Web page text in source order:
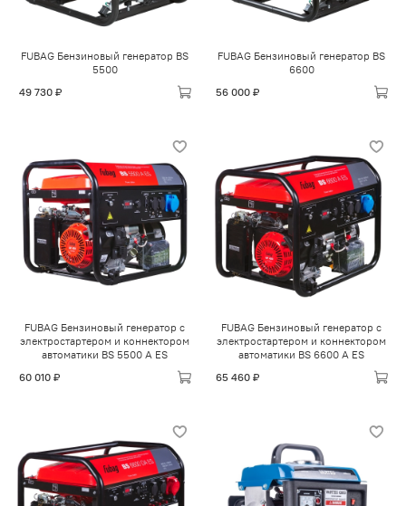
FUBAG Бензиновый генератор BS
5500
49 730 ₽
FUBAG Бензиновый генератор BS
6600
56 000 ₽
FUBAG Бензиновый генератор с
электростартером и коннектором
автоматики BS 5500 A ES
60 010 ₽
FUBAG Бензиновый генератор с
электростартером и коннектором
автоматики BS 6600 A ES
65 460 ₽